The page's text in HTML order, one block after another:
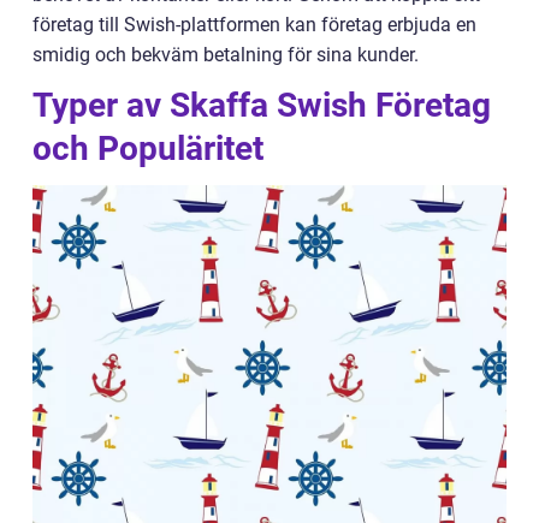
företag till Swish-plattformen kan företag erbjuda en
smidig och bekväm betalning för sina kunder.
Typer av Skaffa Swish Företag
och Populäritet